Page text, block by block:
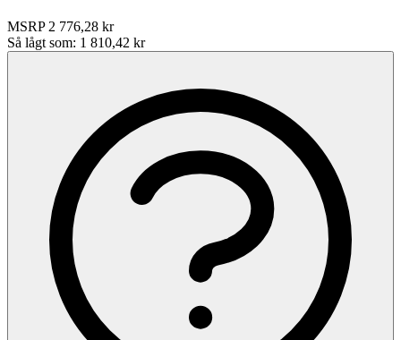
MSRP 2 776,28 kr
Så lågt som: 1 810,42 kr